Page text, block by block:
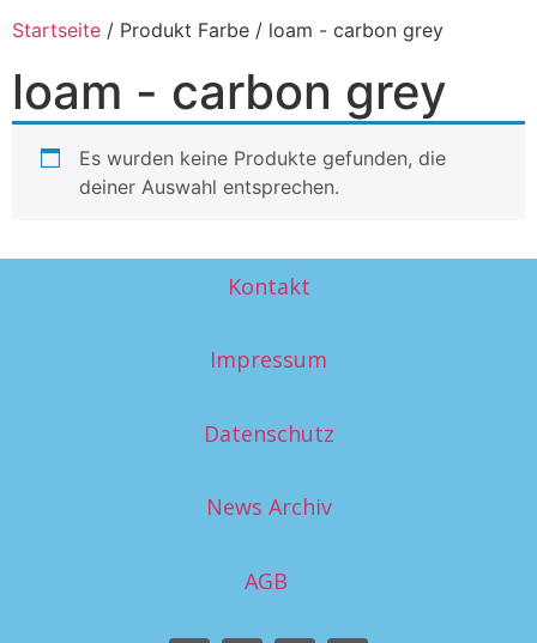
Startseite / Produkt Farbe / loam - carbon grey
loam - carbon grey
Es wurden keine Produkte gefunden, die
deiner Auswahl entsprechen.
Kontakt
Impressum
Datenschutz
News Archiv
AGB